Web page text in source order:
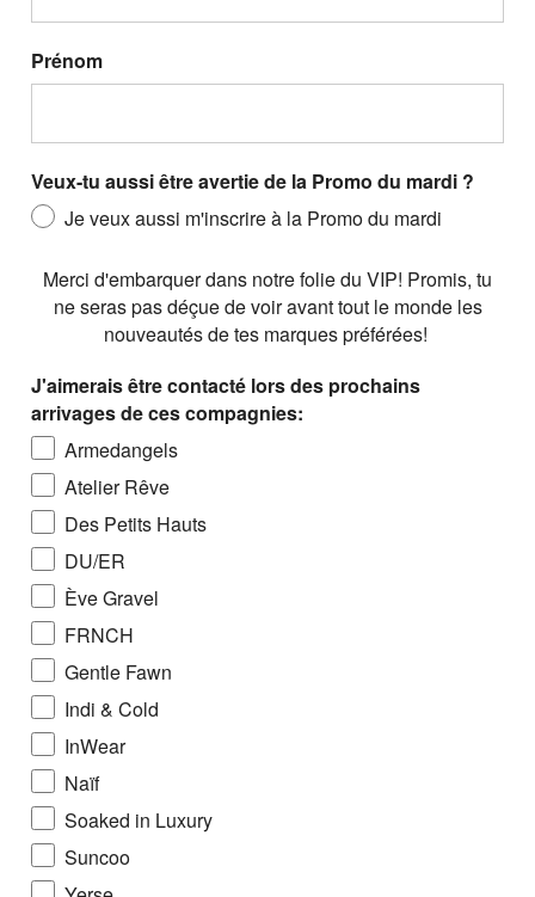
Prénom
Veux-tu aussi être avertie de la Promo du mardi ?
Je veux aussi m'inscrire à la Promo du mardi
Merci d'embarquer dans notre folie du VIP! Promis, tu
ne seras pas déçue de voir avant tout le monde les
nouveautés de tes marques préférées!
J'aimerais être contacté lors des prochains
arrivages de ces compagnies:
Armedangels
Atelier Rêve
Des Petits Hauts
DU/ER
Ève Gravel
FRNCH
Gentle Fawn
Indi & Cold
InWear
Naïf
Soaked in Luxury
Suncoo